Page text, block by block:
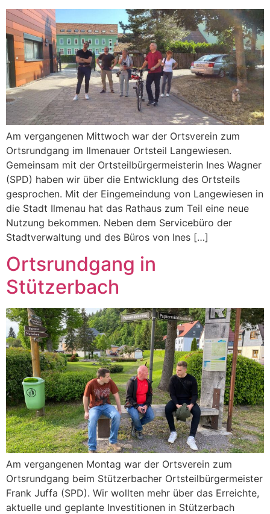
Am vergangenen Mittwoch war der Ortsverein zum
Ortsrundgang im Ilmenauer Ortsteil Langewiesen.
Gemeinsam mit der Ortsteilbürgermeisterin Ines Wagner
(SPD) haben wir über die Entwicklung des Ortsteils
gesprochen. Mit der Eingemeindung von Langewiesen in
die Stadt Ilmenau hat das Rathaus zum Teil eine neue
Nutzung bekommen. Neben dem Servicebüro der
Stadtverwaltung und des Büros von Ines […]
Ortsrundgang in
Stützerbach
Am vergangenen Montag war der Ortsverein zum
Ortsrundgang beim Stützerbacher Ortsteilbürgermeister
Frank Juffa (SPD). Wir wollten mehr über das Erreichte,
aktuelle und geplante Investitionen in Stützerbach